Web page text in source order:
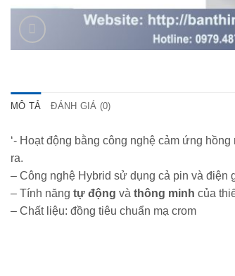
MÔ TẢ ĐÁNH GIÁ (0)
‘- Hoạt động bằng công nghệ cảm ứng
ra.
– Công nghệ Hybrid sử dụng cả pin và điện
– Tính năng tự động và thông minh của
– Chất liệu: đồng tiêu chuẩn mạ crom